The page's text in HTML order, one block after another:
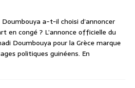
a-t-il choisi d’annoncer
en congé ? L’annonce officielle du
Doumbouya pour la Grèce marque
politiques guinéens. En